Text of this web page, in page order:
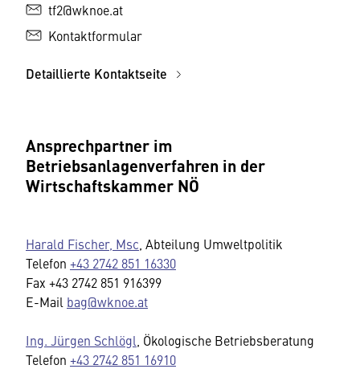
tf2@wknoe.at
Kontaktformular
Detaillierte Kontaktseite
Ansprechpartner im
Betriebsanlagenverfahren in der
Wirtschaftskammer NÖ
Harald Fischer, Msc , Abteilung Umweltpolitik
Telefon +43 2742 851 16330
Fax +43 2742 851 916399
E-Mail bag@wknoe.at
Ing. Jürgen Schlögl , Ökologische Betriebsberatung
Telefon +43 2742 851 16910